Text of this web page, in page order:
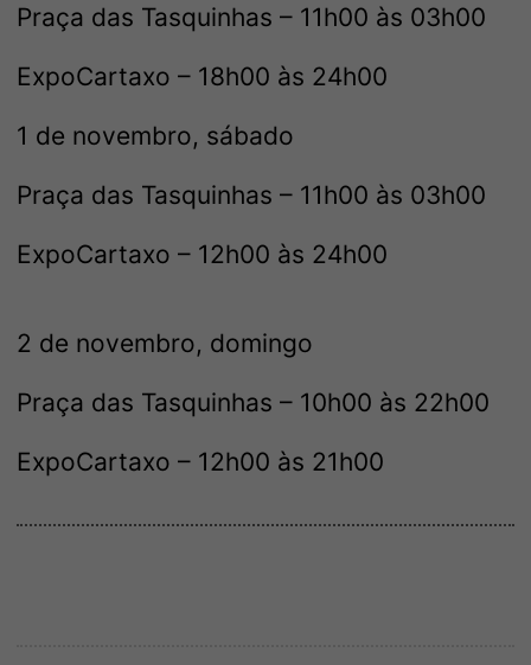
Praça das Tasquinhas – 11h00 às 03h00
ExpoCartaxo – 18h00 às 24h00
1 de novembro, sábado
Praça das Tasquinhas – 11h00 às 03h00
ExpoCartaxo – 12h00 às 24h00
2 de novembro, domingo
Praça das Tasquinhas – 10h00 às 22h00
ExpoCartaxo – 12h00 às 21h00